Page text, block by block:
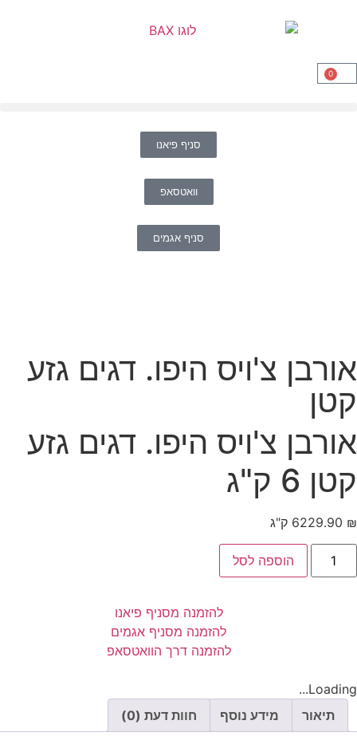
0
סניף פיאנו
וואטסאפ
סניף אגמים
אורבן צ'ויס היפו. דגים גזע
קטן
אורבן צ'ויס היפו. דגים גזע
קטן 6 ק"ג
229.90 ₪ 6 ק"ג
הוספה לסל
להזמנה מסניף פיאנו
להזמנה מסניף אגמים
להזמנה דרך הוואטסאפ
Loading...
תיאור
מידע נוסף חוות דעת (0)